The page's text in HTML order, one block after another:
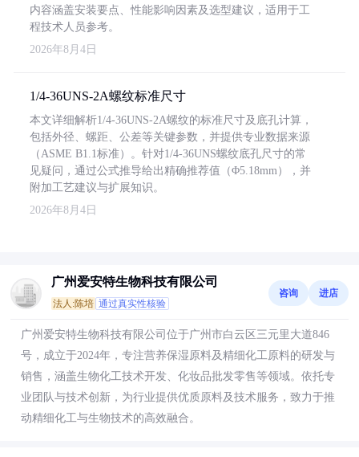
内容涵盖安装要点、性能影响因素及选型建议，适用于工
程技术人员参考。
2026年8月4日
1/4-36UNS-2A螺纹标准尺寸
本文详细解析1/4-36UNS-2A螺纹的标准尺寸及底孔计算，
包括外径、螺距、公差等关键参数，并提供专业数据来源
（ASME B1.1标准）。针对1/4-36UNS螺纹底孔尺寸的常
见疑问，通过公式推导给出精确推荐值（Φ5.18mm），并
附加工艺建议与扩展知识。
2026年8月4日
广州爱安特生物科技有限公司
法人:陈培 通过真实性核验
咨询 进店
广州爱安特生物科技有限公司位于广州市白云区三元里大道846
号，成立于2024年，专注营养保湿原料及精细化工原料的研发与
销售，涵盖生物化工技术开发、化妆品批发零售等领域。依托专
业团队与技术创新，为行业提供优质原料及技术服务，致力于推
动精细化工与生物技术的高效融合。